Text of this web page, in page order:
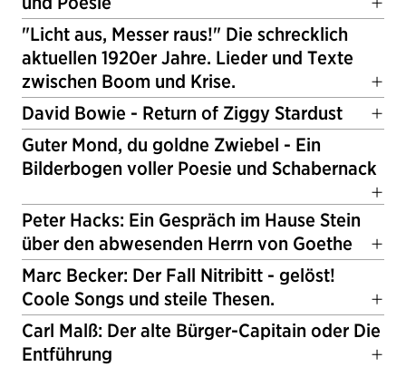
"Licht aus, Messer raus!" Die schrecklich
aktuellen 1920er Jahre. Lieder und Texte
zwischen Boom und Krise.
David Bowie - Return of Ziggy Stardust
Guter Mond, du goldne Zwiebel - Ein
Bilderbogen voller Poesie und Schabernack
Peter Hacks: Ein Gespräch im Hause Stein
über den abwesenden Herrn von Goethe
Marc Becker: Der Fall Nitribitt - gelöst!
Coole Songs und steile Thesen.
Carl Malß: Der alte Bürger-Capitain oder Die
Entführung